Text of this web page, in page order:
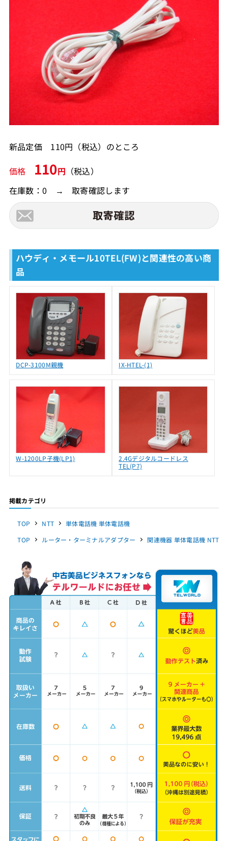
新品定価 110円（税込）のところ
価格 110円 （税込）
在庫数：0 → 取寄確認します
ハウディ・メモール10TEL(FW)と関連性の高い商
品
DCP-3100M親機 IX-HTEL-(1)
W-1200LP子機(LP1)
2.4Gデジタルコードレス
TEL(P7)
掲載カテゴリ
TOP NTT
単体電話機 単体電話機
TOP
ルーター・ターミナルアダプター 関連機器 単体電話機 NTT